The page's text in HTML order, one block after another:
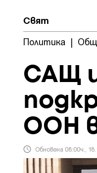
Свят
Политика |
САЩ
ООН
Обновена 08:00ч.,